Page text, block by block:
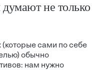
не только
(которые сами по себе
обычно
нам нужно